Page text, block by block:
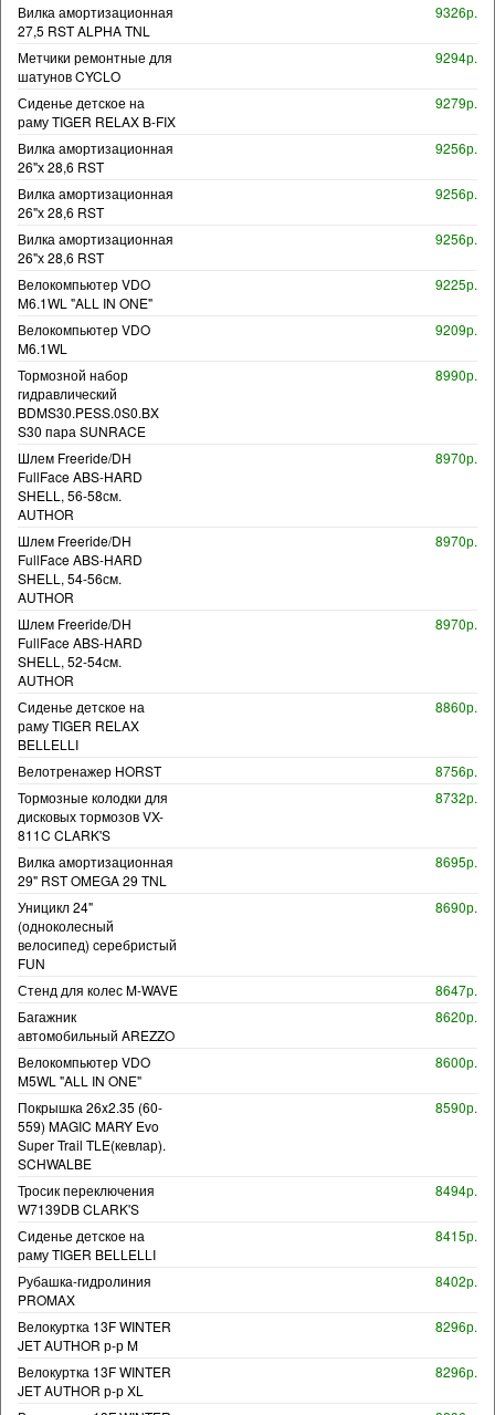
Вилка амортизационная
27,5 RST ALPHA TNL
9326р.
Метчики ремонтные для
шатунов CYCLO
9294р.
Сиденье детское на
раму TIGER RELAX B-FIX
9279р.
Вилка амортизационная
26"х 28,6 RST
9256р.
Вилка амортизационная
26"х 28,6 RST
9256р.
Вилка амортизационная
26"х 28,6 RST
9256р.
Велокомпьютер VDO
M6.1WL "ALL IN ONE"
9225р.
Велокомпьютер VDO
M6.1WL
9209р.
Тормозной набор
гидравлический
BDMS30.PESS.0S0.BX
S30 пара SUNRACE
8990р.
Шлем Freeride/DH
FullFace ABS-HARD
SHELL, 56-58см.
AUTHOR
8970р.
Шлем Freeride/DH
FullFace ABS-HARD
SHELL, 54-56см.
AUTHOR
8970р.
Шлем Freeride/DH
FullFace ABS-HARD
SHELL, 52-54см.
AUTHOR
8970р.
Сиденье детское на
раму TIGER RELAX
BELLELLI
8860р.
Велотренажер HORST
8756р.
Тормозные колодки для
дисковых тормозов VX-
811C CLARK'S
8732р.
Вилка амортизационная
29" RST OMEGA 29 TNL
8695р.
Уницикл 24"
(одноколесный
велосипед) серебристый
FUN
8690р.
Стенд для колес M-WAVE
8647р.
Багажник
автомобильный AREZZO
8620р.
Велокомпьютер VDO
M5WL "ALL IN ONE"
8600р.
Покрышка 26x2.35 (60-
559) MAGIC MARY Evo
Super Trail TLE(кевлар).
SCHWALBE
8590р.
Тросик переключения
W7139DB CLARK'S
8494р.
Сиденье детское на
раму TIGER BELLELLI
8415р.
Рубашка-гидролиния
PROMAX
8402р.
Велокуртка 13F WINTER
JET AUTHOR р-р M
8296р.
Велокуртка 13F WINTER
JET AUTHOR р-р XL
8296р.